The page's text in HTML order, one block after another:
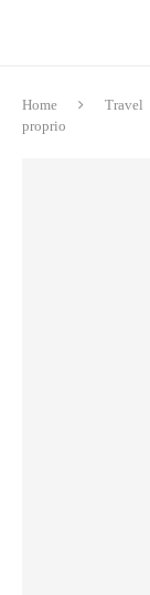
Home Travel
proprio